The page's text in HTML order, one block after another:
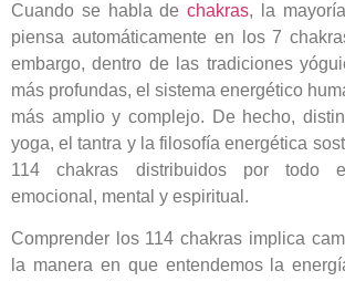
Cuando se habla dechakras, la
piensa automáticamente en los 7
embargo, dentro de las tradiciones
más profundas, el sistema energético
más amplio y complejo. De hecho,
yoga, el tantra y la filosofía energética
114 chakras distribuidos por todo
emocional, mental y espiritual.
Comprender los 114 chakras implica
la manera en que entendemos la